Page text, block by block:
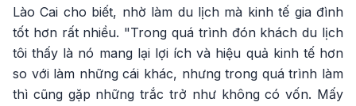
Lào Cai cho biết, nhờ làm du lịch mà kinh tế gia đình
tốt hơn rất nhiều. "Trong quá trình đón khách du lịch
tôi thấy là nó mang lại lợi ích và hiệu quả kinh tế hơn
so với làm những cái khác, nhưng trong quá trình làm
thì cũng gặp những trắc trở như không có vốn. Mấy